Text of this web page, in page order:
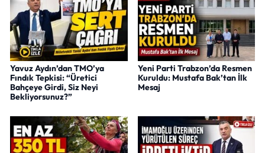
Yavuz Aydın’dan TMO’ya
Fındık Tepkisi: “Üretici
Bahçeye Girdi, Siz Neyi
Bekliyorsunuz?”
Yeni Parti Trabzon’da Resmen
Kuruldu: Mustafa Bak’tan İlk
Mesaj